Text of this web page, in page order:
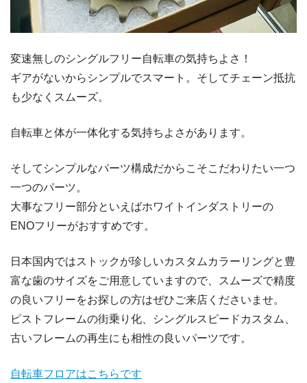
変速無しのシングルフリー自転車の気持ちよさ！
ギアがないからシンプルでスマート。そしてチェーン抵抗
も少なくスムーズ。
自転車と体が一体化する気持ちよさがあります。
そしてシンプルなパーツ構成だからこそこだわりたい一つ
一つのパーツ。
大事なフリー部分といえばホワイトインダストリーの
ENOフリーがおすすめです。
日本国内ではストックが珍しいカスタムカラーリングと豊
富な歯のサイズをご用意していますので、スムーズで精度
の良いフリーをお探しの方はぜひご来店くださいませ。
ピストフレームの街乗り化、シングルスピードカスタム、
古いフレームの再生にも相性の良いパーツです。
自転車フロアはこちらです